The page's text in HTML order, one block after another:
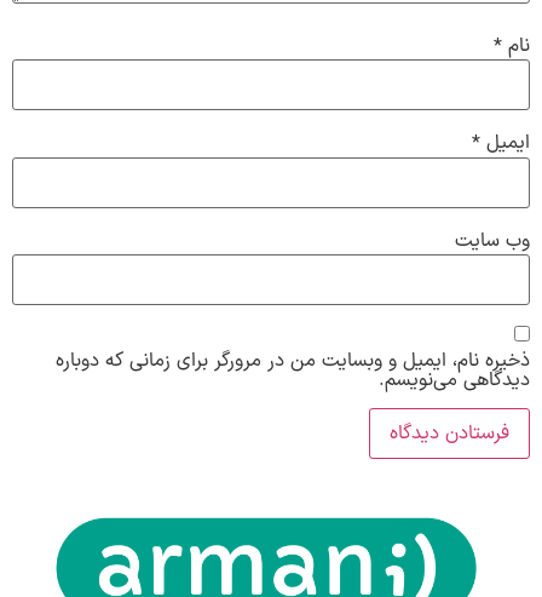
نام *
ایمیل *
وب‌ سایت
ذخیره نام، ایمیل و وبسایت من در مرورگر برای زمانی که دوباره
دیدگاهی می‌نویسم.